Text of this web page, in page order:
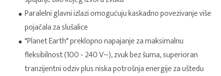
Paralelni glavni izlazi omogućuju kaskadno povezivanje više
pojačala za slušalice
"Planet Earth" preklopno napajanje za maksimalnu
fleksibilnost (100 - 240 V~), zvuk bez šuma, superioran
tranzijentni odziv plus niska potrošnja energije za uštedu